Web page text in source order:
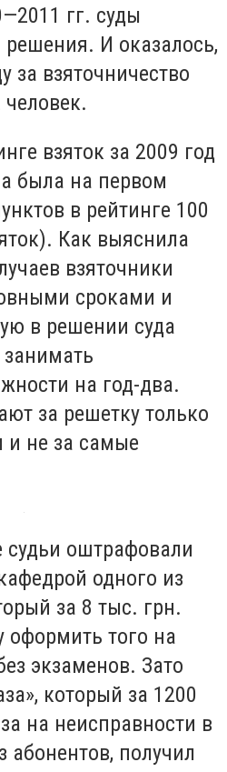
гг. суды
И оказалось,
за взяточничество
взяток за 2009 год
была на первом
в рейтинге 100
Как выяснила
взяточники
сроками и
в решении суда
занимать
на год-два.
за решетку только
и не за самые
судьи оштрафовали
одного из
за 8 тыс. грн.
оформить того на
экзаменов. Зато
который за 1200
на неисправности в
абонентов, получил